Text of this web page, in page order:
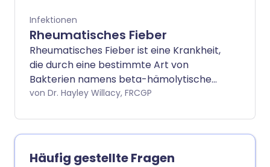
Infektionen
Rheumatisches Fieber
Rheumatisches Fieber ist eine Krankheit,
die durch eine bestimmte Art von
Bakterien namens beta-hämolytische
Streptokokken verursacht wird. Es ist
Halsschmerzen verursachen kann. Es
kann Ihr Herz sowie Ihre Gelenke, Haut
und Ihr Nervensystem beeinträchtigen.
von Dr. Hayley Willacy, FRCGP
Häufig gestellte Fragen